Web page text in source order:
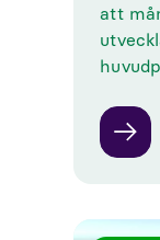
att